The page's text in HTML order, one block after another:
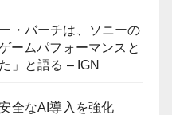
・バーチは、ソニーの
ームパフォーマンスと
」と語る – IGN
全なAI導入を強化